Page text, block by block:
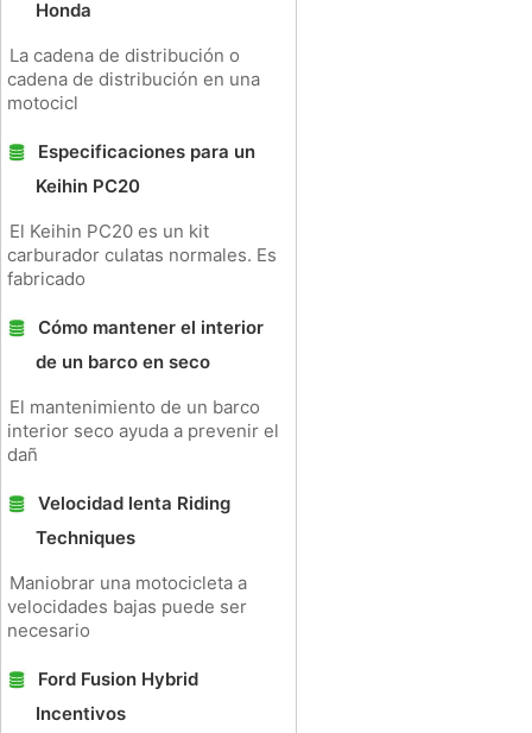
Honda
La cadena de distribución o
cadena de distribución en una
motocicl
Especificaciones para un
Keihin PC20
El Keihin PC20 es un kit
carburador culatas normales. Es
fabricado
Cómo mantener el interior
de un barco en seco
El mantenimiento de un barco
interior seco ayuda a prevenir el
dañ
Velocidad lenta Riding
Techniques
Maniobrar una motocicleta a
velocidades bajas puede ser
necesario
Ford Fusion Hybrid
Incentivos